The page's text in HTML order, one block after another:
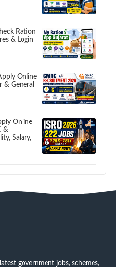
Ration
& Login
Online
& General
Online
&
Salary,
government jobs, schemes,